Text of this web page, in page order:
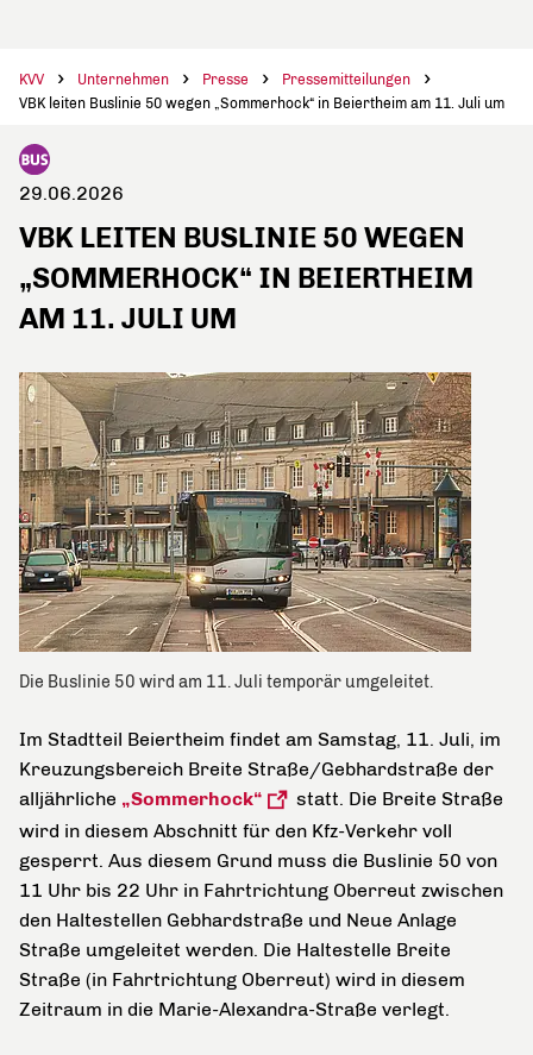
KVV Unternehmen Presse
Pressemitteilungen
VBK leiten Buslinie 50 wegen „Sommerhock“ in Beiertheim am 11. Juli um
29.06.2026
VBK LEITEN BUSLINIE 50 WEGEN
„SOMMERHOCK“ IN BEIERTHEIM
AM 11. JULI UM
Die Buslinie 50 wird am 11. Juli temporär umgeleitet.
Im Stadtteil Beiertheim findet am Samstag, 11. Juli, im
Kreuzungsbereich Breite Straße/Gebhardstraße der
alljährliche „Sommerhock“
statt. Die Breite Straße
wird in diesem Abschnitt für den Kfz-Verkehr voll
gesperrt. Aus diesem Grund muss die Buslinie 50 von
11 Uhr bis 22 Uhr in Fahrtrichtung Oberreut zwischen
den Haltestellen Gebhardstraße und Neue Anlage
Straße umgeleitet werden. Die Haltestelle Breite
Straße (in Fahrtrichtung Oberreut) wird in diesem
Zeitraum in die Marie-Alexandra-Straße verlegt.